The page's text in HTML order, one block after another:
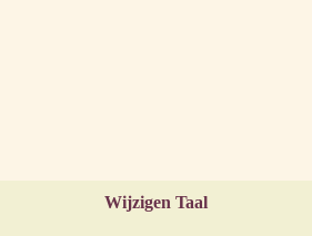
Wijzigen Taal